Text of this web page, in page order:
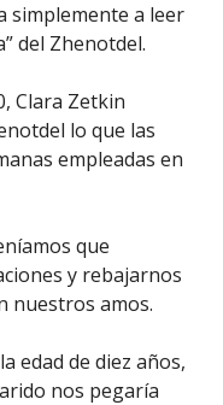
simplemente a leer
del Zhenotdel.
Clara Zetkin
lo que las
empleadas en
que
y rebajarnos
nuestros amos.
edad de diez años,
nos pegaría